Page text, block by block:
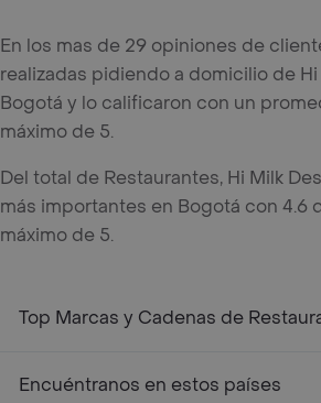
En los mas de 29 opiniones de
realizadas pidiendo a domicilio de
Bogotá y lo calificaron con un
máximo de 5.
Del total de Restaurantes, Hi Milk
más importantes en Bogotá con 4.6
máximo de 5.
Top Marcas y Cadenas de
Encuéntranos en estos países